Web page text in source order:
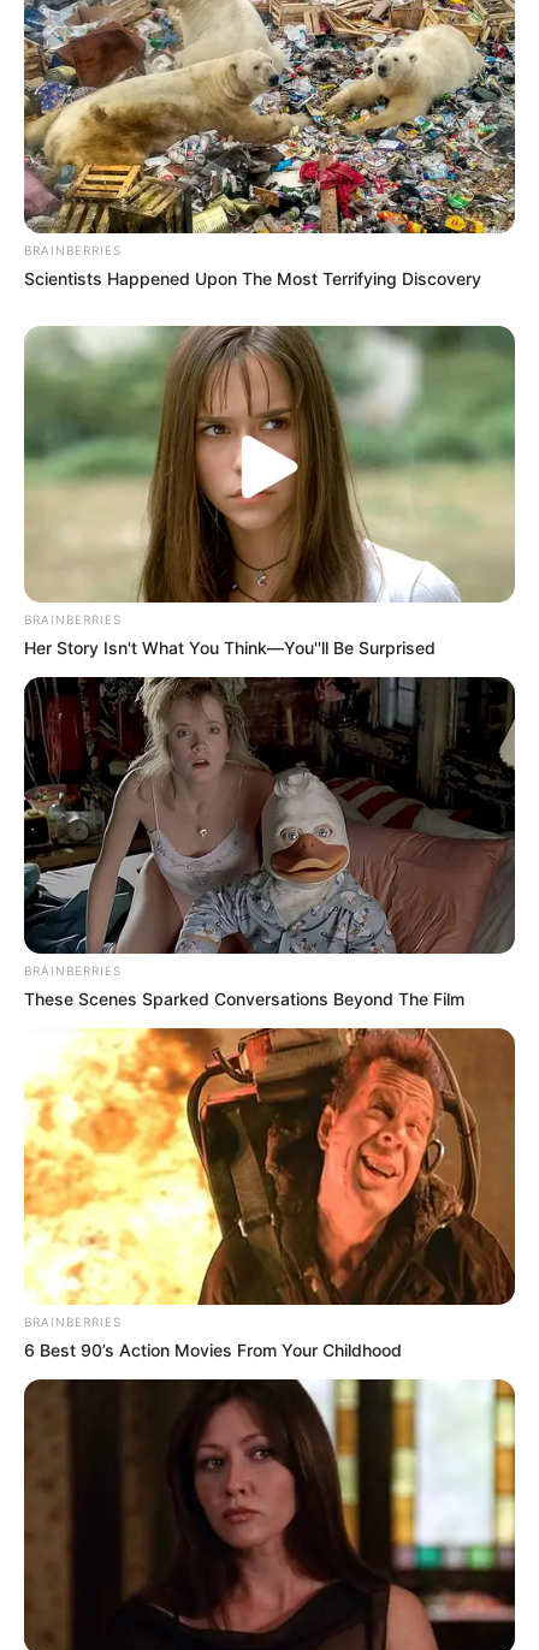
BRAINBERRIES
Scientists Happened Upon The Most Terrifying Discovery
BRAINBERRIES
Her Story Isn't What You Think—You''ll Be Surprised
BRAINBERRIES
These Scenes Sparked Conversations Beyond The Film
BRAINBERRIES
6 Best 90’s Action Movies From Your Childhood